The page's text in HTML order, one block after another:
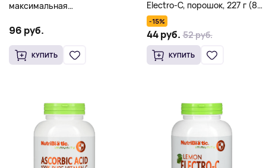
максимальная
90 веганских таблеток
96 руб.
КУПИТЬ
Electro-C, порошок, 227 г (8
унций)
-15%
44 руб. 52 руб.
КУПИТЬ